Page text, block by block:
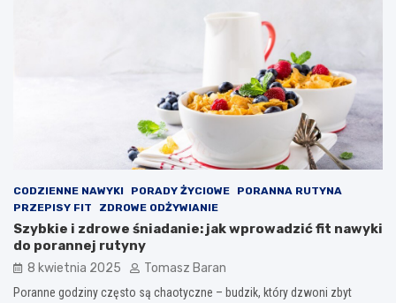
CODZIENNE NAWYKI PORADY ŻYCIOWE
PORANNA RUTYNA
PRZEPISY FIT
ZDROWE ODŻYWIANIE
Szybkie i zdrowe śniadanie: jak wprowadzić fit nawyki
do porannej rutyny
8 kwietnia 2025 Tomasz Baran
Poranne godziny często są chaotyczne – budzik, który dzwoni zbyt